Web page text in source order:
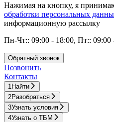
Нажимая на кнопку, я
обработки персональных
информационную рассылку
Пн-Чт:: 09:00 - 18:00, Пт:: 09:00
Обратный звонок
Позвонить
Контакты
1 Найти
2Разобраться
3Узнать условия
4Узнать о ТБМ